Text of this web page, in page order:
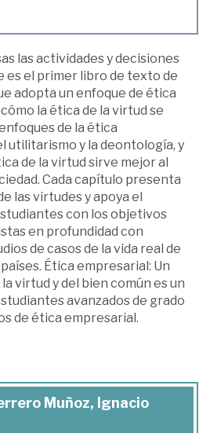
las actividades y decisiones
es el primer libro de texto de
adopta un enfoque de ética
la ética de la virtud se
de la ética
utilitarismo y la deontología, y
de la virtud sirve mejor al
Cada capítulo presenta
las virtudes y apoya el
con los objetivos
en profundidad con
de casos de la vida real de
Ética empresarial: Un
virtud y del bien común es un
avanzados de grado
de ética empresarial.
Muñoz, Ignacio